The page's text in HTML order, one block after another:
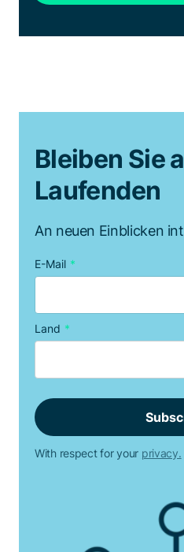
Bleiben Sie
Laufenden
An neuen Einblicken
E-Mail *
Land *
With respect for your privacy.